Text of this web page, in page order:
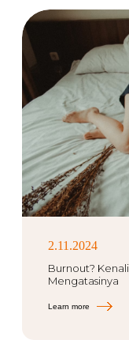
2.11.2024
Burnout?
Mengatasinya
Learn more